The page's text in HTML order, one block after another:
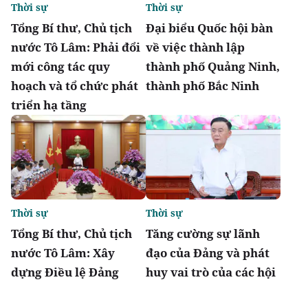
Tổng Bí thư, Chủ tịch
nước Tô Lâm: Phải đổi
mới công tác quy
hoạch và tổ chức phát
triển hạ tầng
Thời sự
Đại biểu Quốc hội bàn
về việc thành lập
thành phố Quảng Ninh,
thành phố Bắc Ninh
Thời sự
Tổng Bí thư, Chủ tịch
nước Tô Lâm: Xây
dựng Điều lệ Đảng
Thời sự
Tăng cường sự lãnh
đạo của Đảng và phát
huy vai trò của các hội
Thời sự